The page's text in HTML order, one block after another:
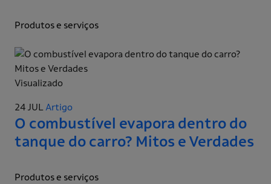
Produtos e serviços
Visualizado
24 JULArtigo
O combustível evapora dentro do
tanque do carro? Mitos e Verdades
Produtos e serviços